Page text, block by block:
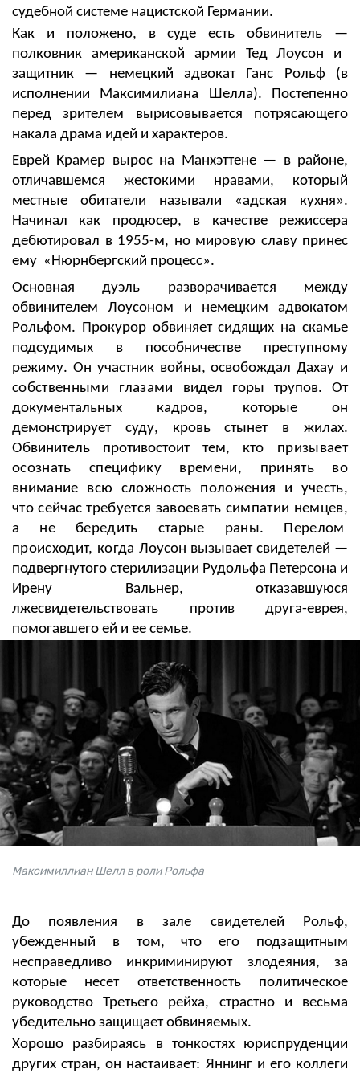
судебной системе нацистской Германии.
Как и положено, в суде есть обвинитель —
полковник американской армии Тед Лоусон и
защитник — немецкий адвокат Ганс Рольф (в
исполнении
Максимилиана Шелла).
Постепенно
перед зрителем вырисовывается потрясающего
накала драма идей и характеров.
Еврей Крамер вырос на
Манхэттене — в районе,
отличавшемся жестокими нравами, который
местные обитатели называли «адская кухня».
Начинал как продюсер, в качестве режиссера
дебютировал в 1955-м, но мировую славу принес
ему «Нюрнбергский процесс».
Основная дуэль разворачивается между
обвинителем Лоусоном и немецким адвокатом
Рольфом. Прокурор обвиняет сидящих на скамье
подсудимых в пособничестве преступному
режиму. Он участник войны, освобождал Дахау и
собственными глазами видел
горы трупов. От
документальных кадров, которые он
демонстрирует суду, кровь стынет в жилах.
Обвинитель противостоит тем, кто призывает
осознать специфику времени, принять во
внимание всю сложность положения и учесть,
что сейчас требуется завоевать симпатии немцев,
а не бередить старые раны. Перелом
происходит, когда Лоусон вызывает свидетелей —
подвергнутого стерилизации Рудольфа Петерсона и
Ирену Вальнер, отказавшуюся
лжесвидетельствовать против друга-еврея,
помогавшего ей и ее семье.
Максимиллиан Шелл в роли Рольфа
До появления в зале свидетелей Рольф,
убежденный в том, что его подзащитным
несправедливо инкриминируют злодеяния, за
которые несет ответственность политическое
руководство Третьего рейха, страстно и весьма
убедительно защищает обвиняемых.
Хорошо разбираясь в тонкостях юриспруденции
других стран, он настаивает: Яннинг и его коллеги